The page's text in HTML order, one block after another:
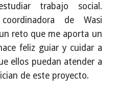
trabajo social.
de Wasi
reto que me aporta un
feliz guiar y cuidar a
ellos puedan atender a
de este proyecto.